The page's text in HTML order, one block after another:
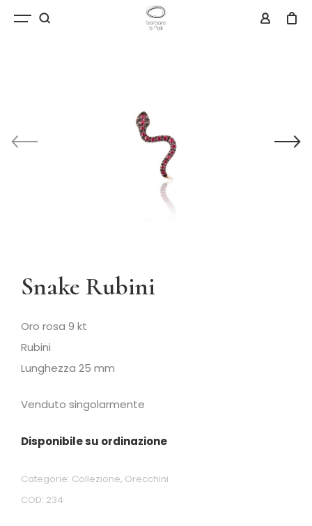
Snake Rubini
Oro rosa 9 kt
Rubini
Lunghezza 25 mm
Venduto singolarmente
Disponibile su ordinazione
COD: 234
Categorie: Collezione, Orecchini